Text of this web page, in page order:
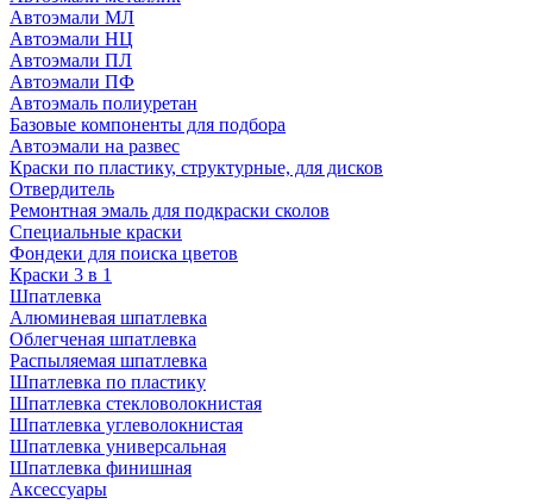
Автоэмали МЛ
Автоэмали НЦ
Автоэмали ПЛ
Автоэмали ПФ
Автоэмаль полиуретан
Базовые компоненты для подбора
Автоэмали на развес
Краски по пластику, структурные, для дисков
Отвердитель
Ремонтная эмаль для подкраски сколов
Специальные краски
Фондеки для поиска цветов
Краски 3 в 1
Шпатлевка
Алюминевая шпатлевка
Облегченая шпатлевка
Распыляемая шпатлевка
Шпатлевка по пластику
Шпатлевка стекловолокнистая
Шпатлевка углеволокнистая
Шпатлевка универсальная
Шпатлевка финишная
Аксессуары